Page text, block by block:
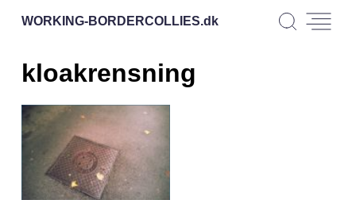
WORKING-BORDERCOLLIES.dk
kloakrensning